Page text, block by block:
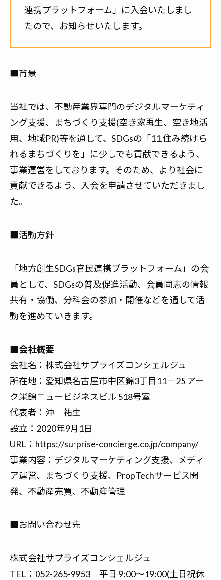
連携プラットフォーム 」に入会いたしまし
たので、お知らせいたします。
■背景
当社では、不動産業界専門のデジタルマーケティ
ング支援、まちづくり支援(空き家再生、空き地活
用、地域PR)等を通して、SDGsの「11.住み続けら
れるまちづくりを」に少しでも貢献できるよう、
事業運営をしております。そのため、より社会に
貢献できるよう、入会を申請させていただきまし
た。
■活動方針
「地方創生SDGs官民連携プラットフォーム 」の会
員として、SDGsの普及促進活動、会員同志の情報
共有・協働、分科会の参加・開催などを通して活
動を進めていきます。
■会社概要
会社名： 株式会社サプライズコンシェルジュ
所在地：愛知県名古屋市中区錦3丁目11－25 アー
ク栄錦ニュービジネスビル 518号室
代表者：沖 祐生
設立：2020年9月1日
URL： https://surprise-concierge.co.jp/company/
事業内容：デジタルマーケティング支援、メディ
ア運営、まちづくり支援、PropTechサービス開
発、不動産売買、不動産管理
■お問い合わせ先
株式会社サプライズコンシェルジュ
TEL：052-265-9953 平日 9:00〜19:00(土日祝休